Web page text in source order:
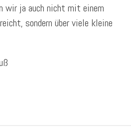
wir ja auch nicht mit einem
sondern über viele kleine